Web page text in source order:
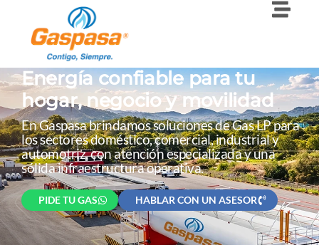
Energía confiable para tu
hogar, negocio y movilidad
En Gaspasa brindamos soluciones de Gas LP para
los sectores doméstico, comercial, industrial y
automotriz, con atención especializada y una
sólida infraestructura operativa.
PIDE TU GAS HABLAR CON UN ASESOR